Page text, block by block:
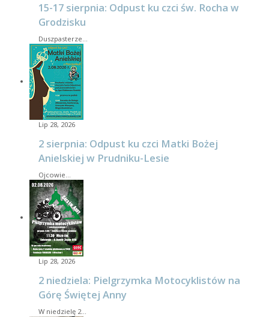
15-17 sierpnia: Odpust ku czci św. Rocha w
Grodzisku
Duszpasterze…
Lip 28, 2026
2 sierpnia: Odpust ku czci Matki Bożej
Anielskiej w Prudniku-Lesie
Ojcowie…
Lip 28, 2026
2 niedziela: Pielgrzymka Motocyklistów na
Górę Świętej Anny
W niedzielę 2…